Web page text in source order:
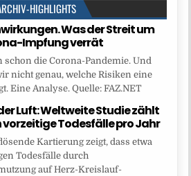
HIGHLIGHTS
Was der Streit um
Impfung verrät
schon die Corona-Pandemie. Und
nicht genau, welche Risiken eine
Eine Analyse. Quelle: FAZ.NET
Luft: Weltweite Studie zählt
vorzeitige Todesfälle pro Jahr
Kartierung zeigt, dass etwa
Todesfälle durch
auf Herz-Kreislauf-